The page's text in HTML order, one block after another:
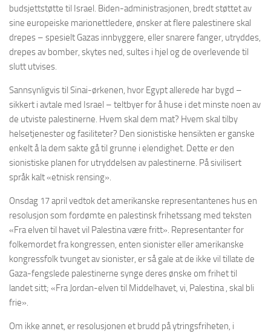
budsjettstøtte til Israel. Biden-administrasjonen, bredt støttet av
sine europeiske marionettledere, ønsker at flere palestinere skal
drepes – spesielt Gazas innbyggere, eller snarere fanger, utryddes,
drepes av bomber, skytes ned, sultes i hjel og de overlevende til
slutt utvises.
Sannsynligvis til Sinai-ørkenen, hvor Egypt allerede har bygd –
sikkert i avtale med Israel – teltbyer for å huse i det minste noen av
de utviste palestinerne. Hvem skal dem mat? Hvem skal tilby
helsetjenester og fasiliteter? Den sionistiske hensikten er ganske
enkelt å la dem sakte gå til grunne i elendighet. Dette er den
sionistiske planen for utryddelsen av palestinerne. På sivilisert
språk kalt «etnisk rensing».
Onsdag 17 april vedtok det amerikanske representantenes hus en
resolusjon som fordømte en palestinsk frihetssang med teksten
«Fra elven til havet vil Palestina være fritt». Representanter for
folkemordet fra kongressen, enten sionister eller amerikanske
kongressfolk tvunget av sionister, er så gale at de ikke vil tillate de
Gaza-fengslede palestinerne synge deres ønske om frihet til
landet sitt; «Fra Jordan-elven til Middelhavet, vi, Palestina , skal bli
frie».
Om ikke annet, er resolusjonen et brudd på ytringsfriheten, i